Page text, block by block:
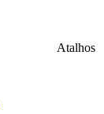
Atalhos